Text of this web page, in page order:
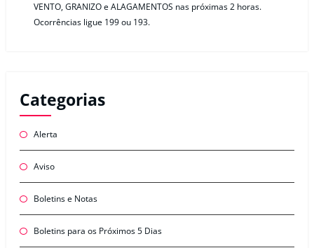
VENTO, GRANIZO e ALAGAMENTOS nas próximas 2 horas.
Ocorrências ligue 199 ou 193.
Categorias
Alerta
Aviso
Boletins e Notas
Boletins para os Próximos 5 Dias